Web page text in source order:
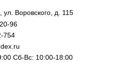
ул. Воровского, д. 115
96
754
Сб-Вс: 10:00-18:00